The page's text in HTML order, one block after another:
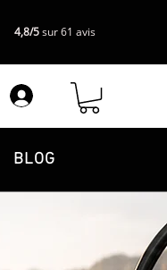
4,8/5sur 61 avis
BLOG